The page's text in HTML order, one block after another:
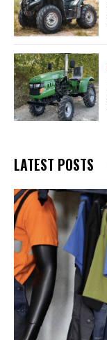
LATEST POSTS